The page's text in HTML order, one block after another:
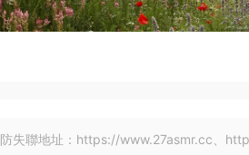
防失聯地址：https://www.27asmr.cc、